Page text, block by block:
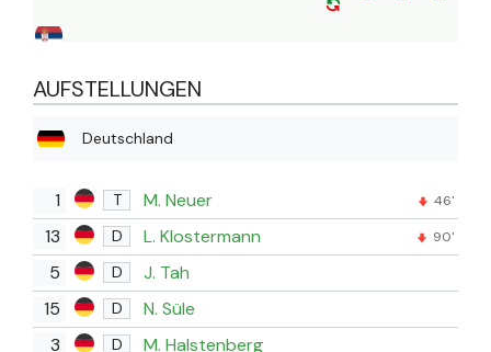
AUFSTELLUNGEN
Deutschland
1 T M. Neuer 46'
13 D L. Klostermann 90'
5 D
J. Tah
15
D
N. Süle
3
D
M. Halstenberg